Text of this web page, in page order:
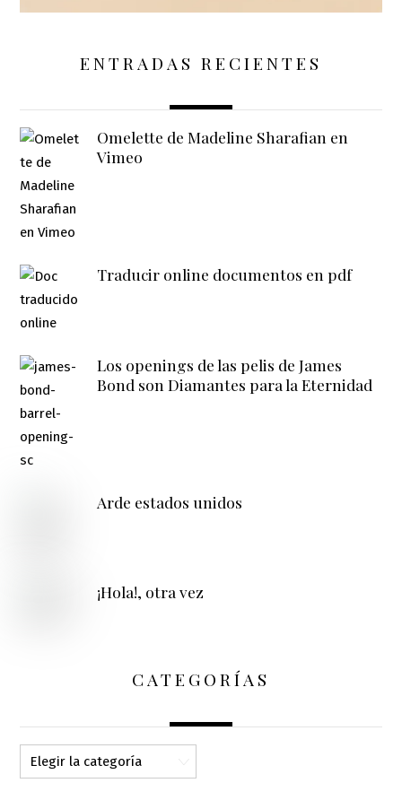
ENTRADAS RECIENTES
Omelette de Madeline Sharafian en
Vimeo
Traducir online documentos en pdf
Los openings de las pelis de James
Bond son Diamantes para la Eternidad
Arde estados unidos
¡Hola!, otra vez
CATEGORÍAS
Categorías